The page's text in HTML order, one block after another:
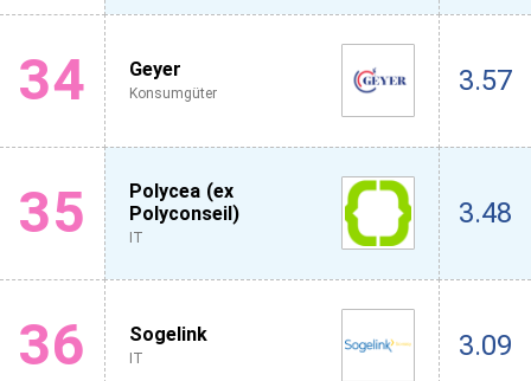
34 Geyer
Konsumgüter 3.57
35
Polycea (ex
Polyconseil)
IT
3.48
36 Sogelink
IT 3.09